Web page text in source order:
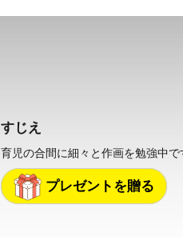
すじえ
育児の合間に細々と作画を勉強中で
プレゼントを贈る